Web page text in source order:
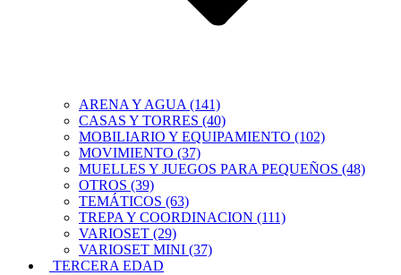
ARENA Y AGUA (141)
CASAS Y TORRES (40)
MOBILIARIO Y EQUIPAMIENTO (102)
MOVIMIENTO (37)
MUELLES Y JUEGOS PARA PEQUEÑOS (48)
OTROS (39)
TEMÁTICOS (63)
TREPA Y COORDINACION (111)
VARIOSET (29)
VARIOSET MINI (37)
TERCERA EDAD